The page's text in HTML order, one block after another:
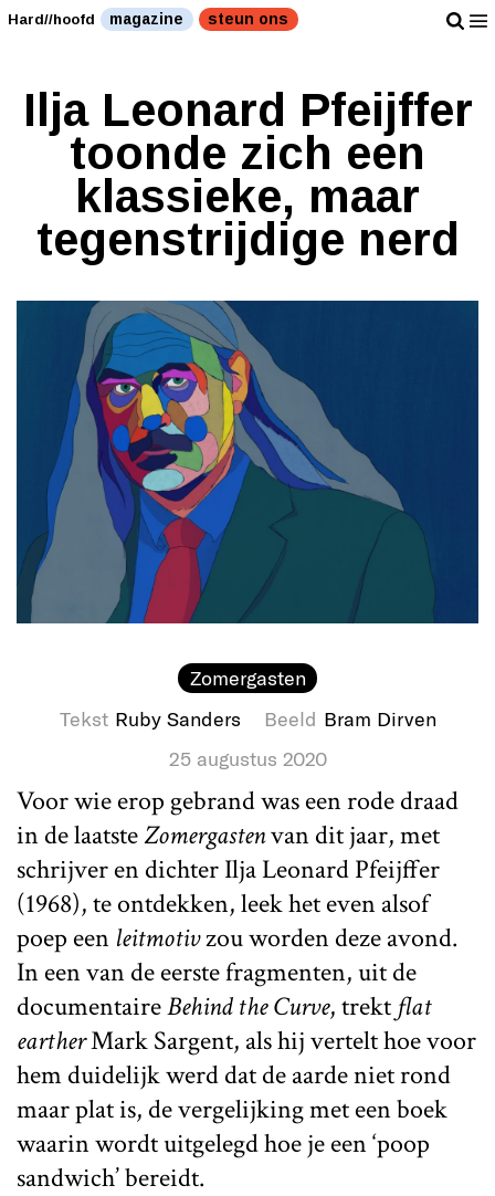
Hard//hoofd magazine steun ons
Ilja Leonard Pfeijffer
toonde zich een
klassieke, maar
tegenstrijdige nerd
Zomergasten
Tekst Ruby Sanders Beeld Bram Dirven
25 augustus 2020
Voor wie erop gebrand was een rode draad
in de laatsteZomergastenvan dit jaar, met
schrijver en dichter Ilja Leonard Pfeijffer
(1968), te ontdekken, leek het even alsof
poep een leitmotivzou worden deze avond.
In een van de eerste fragmenten, uit de
documentaireBehind the Curve, trekt flat
eartherMark Sargent, als hij vertelt hoe voor
hem duidelijk werd dat de aarde niet rond
maar plat is, de vergelijking met een boek
waarin wordt uitgelegd hoe je een ‘poop
sandwich’ bereidt.